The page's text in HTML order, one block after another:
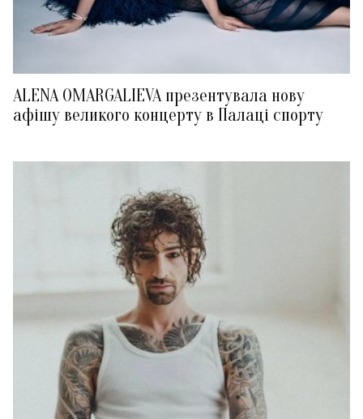
ALENA OMARGALIEVA презентувала нову
афішу великого концерту в Палаці спорту